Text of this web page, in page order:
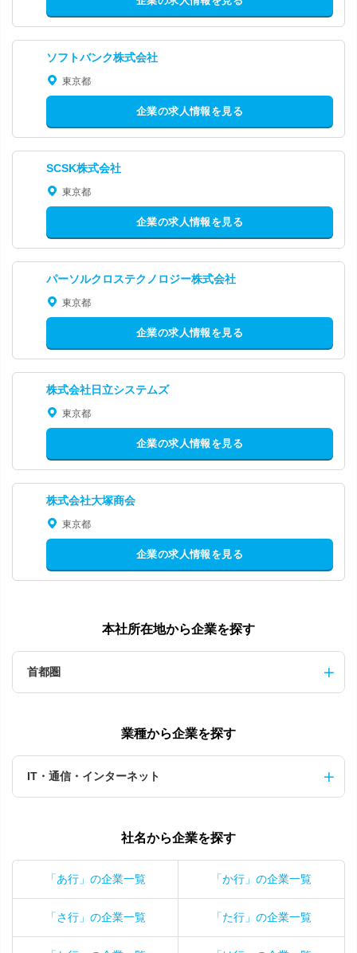
ソフトバンク株式会社
東京都
企業の求人情報を見る
SCSK株式会社
東京都
企業の求人情報を見る
パーソルクロステクノロジー株式会社
東京都
企業の求人情報を見る
株式会社日立システムズ
東京都
企業の求人情報を見る
株式会社大塚商会
東京都
企業の求人情報を見る
本社所在地から企業を探す
首都圏
業種から企業を探す
IT・通信・インターネット
社名から企業を探す
「あ行」の企業一覧 「か行」の企業一覧
「さ行」の企業一覧 「た行」の企業一覧